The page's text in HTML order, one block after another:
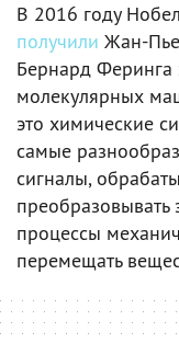
В 2016 году
получили Жан-
Бернард Феринга
молекулярных
это химические
самые
сигналы,
преобразовывать
процессы
перемещать